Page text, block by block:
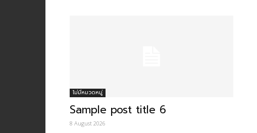
ไม่มีหมวดหมู่
Sample post title 6
8 August 2026